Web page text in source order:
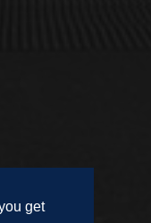
get